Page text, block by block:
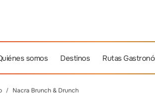
somos Destinos Rutas
Nacra Brunch & Drunch